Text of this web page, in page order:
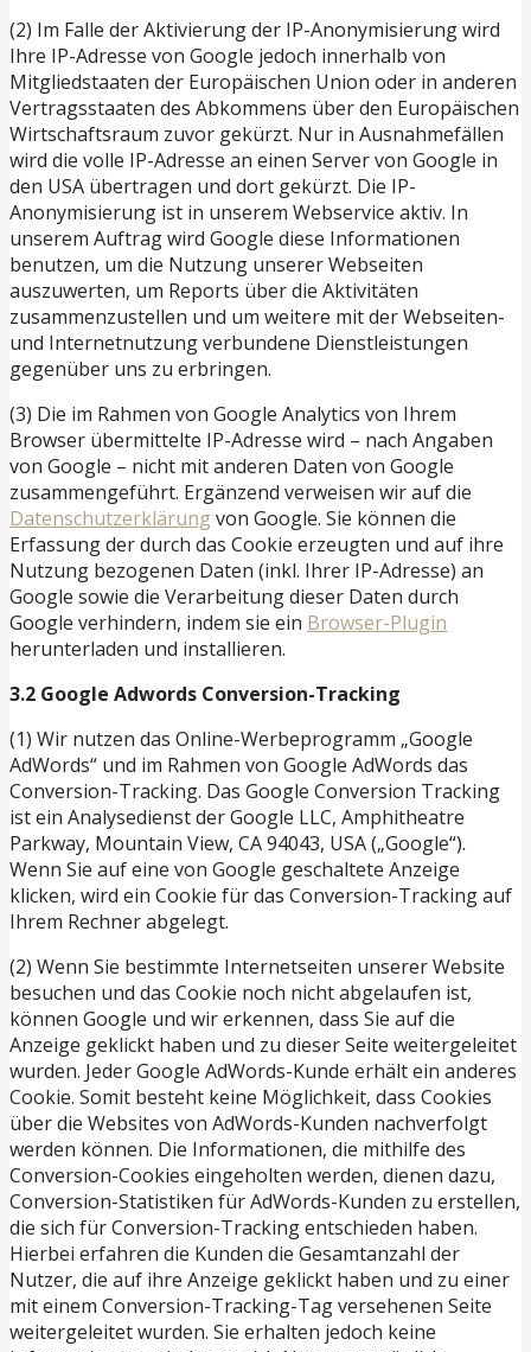
(2) Im Falle der Aktivierung der IP-Anonymisierung wird
Ihre IP-Adresse von Google jedoch innerhalb von
Mitgliedstaaten der Europäischen Union oder in anderen
Vertragsstaaten des Abkommens über den Europäischen
Wirtschaftsraum zuvor gekürzt. Nur in Ausnahmefällen
wird die volle IP-Adresse an einen Server von Google in
den USA übertragen und dort gekürzt. Die IP-
Anonymisierung ist in unserem Webservice aktiv. In
unserem Auftrag wird Google diese Informationen
benutzen, um die Nutzung unserer Webseiten
auszuwerten, um Reports über die Aktivitäten
zusammenzustellen und um weitere mit der Webseiten-
und Internetnutzung verbundene Dienstleistungen
gegenüber uns zu erbringen.
(3) Die im Rahmen von Google Analytics von Ihrem
Browser übermittelte IP-Adresse wird – nach Angaben
von Google – nicht mit anderen Daten von Google
zusammengeführt. Ergänzend verweisen wir auf die
Datenschutzerklärung von Google. Sie können die
Erfassung der durch das Cookie erzeugten und auf ihre
Nutzung bezogenen Daten (inkl. Ihrer IP-Adresse) an
Google sowie die Verarbeitung dieser Daten durch
Google verhindern, indem sie ein Browser-Plugin
herunterladen und installieren.
3.2 Google Adwords Conversion-Tracking
(1) Wir nutzen das Online-Werbeprogramm „Google
AdWords“ und im Rahmen von Google AdWords das
Conversion-Tracking. Das Google Conversion Tracking
ist ein Analysedienst der Google LLC, Amphitheatre
Parkway, Mountain View, CA 94043, USA („Google“).
Wenn Sie auf eine von Google geschaltete Anzeige
klicken, wird ein Cookie für das Conversion-Tracking auf
Ihrem Rechner abgelegt.
(2) Wenn Sie bestimmte Internetseiten unserer Website
besuchen und das Cookie noch nicht abgelaufen ist,
können Google und wir erkennen, dass Sie auf die
Anzeige geklickt haben und zu dieser Seite weitergeleitet
wurden. Jeder Google AdWords-Kunde erhält ein anderes
Cookie. Somit besteht keine Möglichkeit, dass Cookies
über die Websites von AdWords-Kunden nachverfolgt
werden können. Die Informationen, die mithilfe des
Conversion-Cookies eingeholten werden, dienen dazu,
Conversion-Statistiken für AdWords-Kunden zu erstellen,
die sich für Conversion-Tracking entschieden haben.
Hierbei erfahren die Kunden die Gesamtanzahl der
Nutzer, die auf ihre Anzeige geklickt haben und zu einer
mit einem Conversion-Tracking-Tag versehenen Seite
weitergeleitet wurden. Sie erhalten jedoch keine